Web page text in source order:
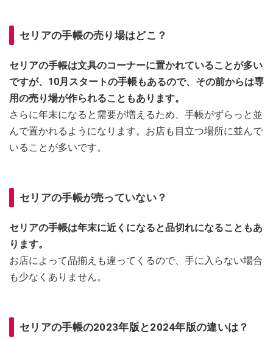
セリアの手帳の売り場はどこ？
セリアの手帳は文具のコーナーに置かれていることが多い
ですが、10月スタートの手帳もあるので、その前からは専
用の売り場が作られることもあります。
さらに年末になると需要が増えるため、手帳がずらっと並
んで置かれるようになります。お店も目立つ場所に並んで
いることが多いです。
セリアの手帳が売っていない？
セリアの手帳は年末に近くになると品切れになることもあ
ります。
お店によって品揃えも違ってくるので、手に入らない場合
も少なくありません。
セリアの手帳の2023年版と2024年版の違いは？